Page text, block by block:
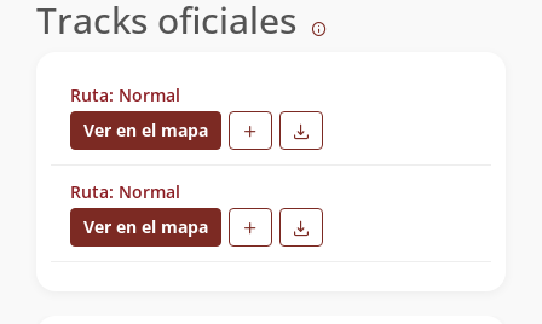
Tracks oficiales
Ruta: Normal
Ver en el mapa
Ruta: Normal
Ver en el mapa